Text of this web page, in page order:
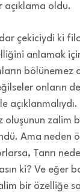
açıklama oldu.
çekiciydi ki
anlamak
bölünemez
onların
oluşunun zalim
Ama neden
Tanrı
ki? Ve eğer
bir özelliğe